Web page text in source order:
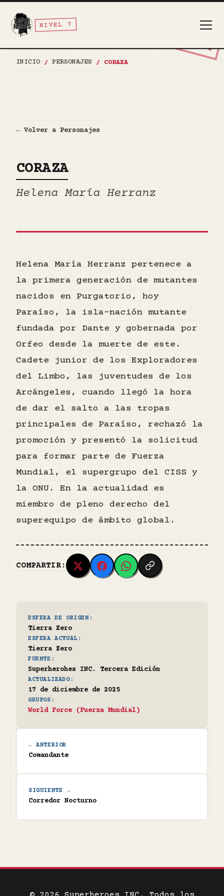
TOP SECRET
NIVEL 7
INICIO / PERSONAJES / CORAZA
← Volver a Personajes
ESFERA DE ORIGEN:
Tierra Zero
ESFERA ACTUAL:
Tierra Zero
FUENTE:
Superherohes INC. Tercera Edición
ACTUALIZADO:
17 de diciembre de 2025
GRUPOS:
World Force (Fuerza Mundial)
← ANTERIOR
Comandante
SIGUIENTE →
Corredor Nocturno
CORAZA
Helena María Herranz
Helena María Herranz pertenece a
la primera generación de mutantes
nacidos en Purgatorio, hoy
Paraíso, la isla-nación mutante
fundada por Dante y gobernada por
Orfeo desde la muerte de este.
Cadete junior de los Exploradores
del Limbo, las juventudes de los
Arcángeles, cuando llegó la hora
de dar el salto a las tropas
principales de Paraíso, rechazó la
promoción y presentó la solicitud
para formar parte de Fuerza
Mundial, el supergrupo del CISS y
la ONU. En la actualidad es
miembro de pleno derecho del
superequipo de ámbito global.
COMPARTIR: